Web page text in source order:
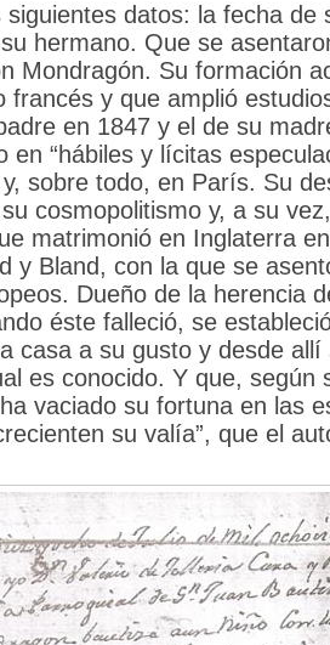
datos: la fecha de
hermano. Que se
Mondragón. Su formación
francés y que amplió
en 1847 y el de su
en “hábiles y lícitas
sobre todo, en París. Su
cosmopolitismo y, a su
matrimonió en Inglaterra
y Bland, con la que se
Dueño de la herencia
éste falleció, se
casa a su gusto y desde
es conocido. Y que, según
vaciado su fortuna en las
su valía”, que el